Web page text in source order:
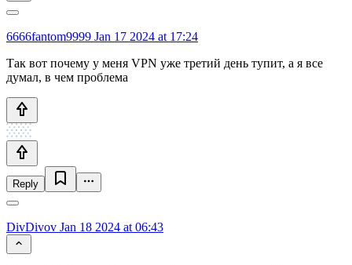
6666fantom9999 Jan 17 2024 at 17:24
Так вот почему у меня VPN уже третий день тупит, а я все
думал, в чем проблема
Reply
DivDivov Jan 18 2024 at 06:43